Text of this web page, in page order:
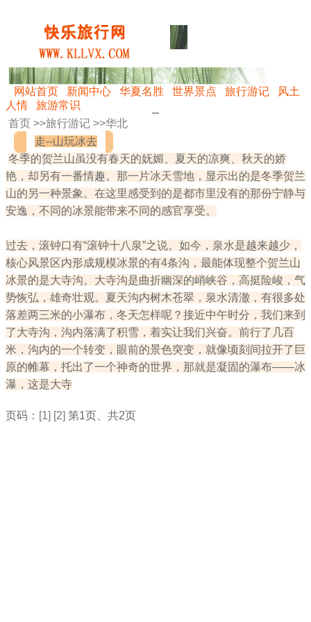
网站首页 新闻中心 华夏名胜 世界景点 旅行游记
风土
人情
旅游常识
首页 >>旅行游记 >>华北
走--山玩冰去
冬季的贺兰山虽没有春天的妩媚、夏天的凉爽、秋天的娇
艳，却另有一番情趣。那一片冰天雪地，显示出的是冬季贺兰
山的另一种景象。在这里感受到的是都市里没有的那份宁静与
安逸，不同的冰景能带来不同的感官享受。
过去，滚钟口有“滚钟十八泉”之说。如今，泉水是越来越少，
核心风景区内形成规模冰景的有4条沟，最能体现整个贺兰山
冰景的是大寺沟。大寺沟是曲折幽深的峭峡谷，高挺险峻，气
势恢弘，雄奇壮观。夏天沟内树木苍翠，泉水清澈，有很多处
落差两三米的小瀑布，冬天怎样呢？接近中午时分，我们来到
了大寺沟，沟内落满了积雪，着实让我们兴奋。前行了几百
米，沟内的一个转变，眼前的景色突变，就像顷刻间拉开了巨
原的帷幕，托出了一个神奇的世界，那就是凝固的瀑布——冰
瀑，这是大寺
页码： [1] [2] 第1页、共2页